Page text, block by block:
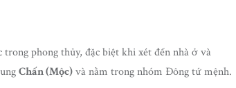
phong thủy, đặc biệt khi xét đến nhà ở và
Chấn (Mộc)và nằm trong nhóm Đông tứ mệnh.